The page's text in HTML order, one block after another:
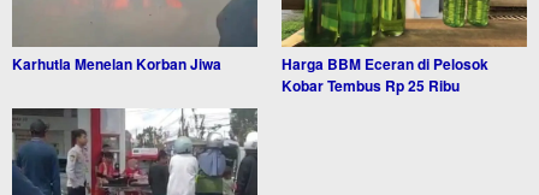
Karhutla Menelan Korban Jiwa
Harga BBM Eceran di Pelosok
Kobar Tembus Rp 25 Ribu